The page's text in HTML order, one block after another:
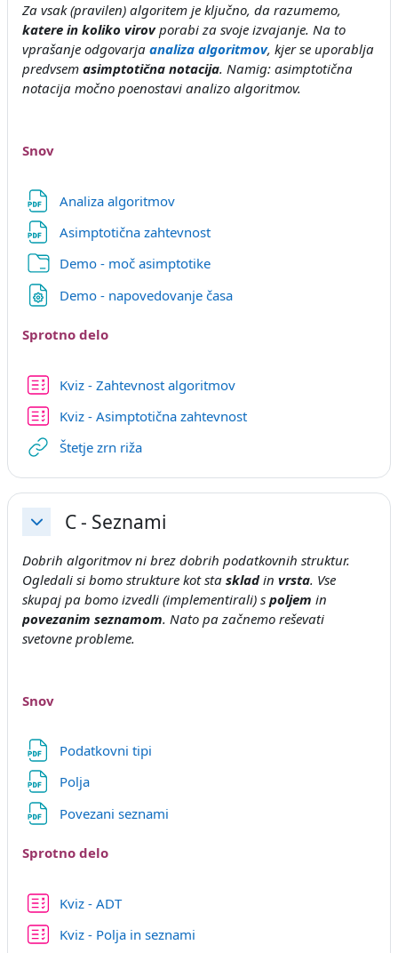
Za vsak (pravilen) algoritem je ključno, da razumemo,
katere in koliko virovporabi za svoje izvajanje. Na to
vprašanje odgovarja analiza algoritmov, kjer se uporablja
predvsem asimptotična notacija. Namig: asimptotična
notacija močno poenostavi analizo algoritmov.
Snov
Analiza algoritmov
Asimptotična zahtevnost
Demo - moč asimptotikeMapa
Demo - napovedovanje časa
Sprotno delo
Kviz - Zahtevnost algoritmov
Kviz - Asimptotična zahtevnost
Štetje zrn rižaURL
Skrči C - Seznami
Dobrih algoritmov ni brez dobrih podatkovnih struktur.
Ogledali si bomo strukture kot sta skladin vrsta. Vse
skupaj pa bomo izvedli (implementirali) s poljem in
povezanim seznamom. Nato pa začnemo reševati
svetovne probleme.
Snov
Podatkovni tipi
Polja
Povezani seznami
Sprotno delo
Kviz - ADT
Kviz - Polja in seznami